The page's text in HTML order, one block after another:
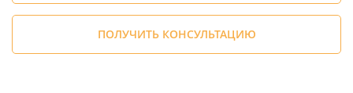
ПОЛУЧИТЬ КОНСУЛЬТАЦИЮ